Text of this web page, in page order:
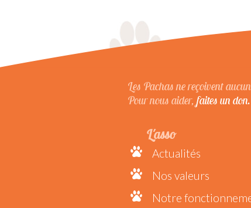
Les Pachas ne reçoivent
Pour nous aider,faites un don.
L'asso
Actualités
Nos valeurs
Notre